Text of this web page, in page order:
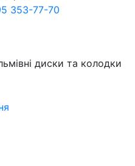
353-77-70
диски та колодки